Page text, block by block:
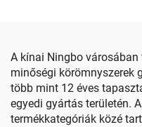
A kínai Ningbo
minőségi körömnyszerek
több mint 12 éves
egyedi gyártás területén.
termékkategóriák közé